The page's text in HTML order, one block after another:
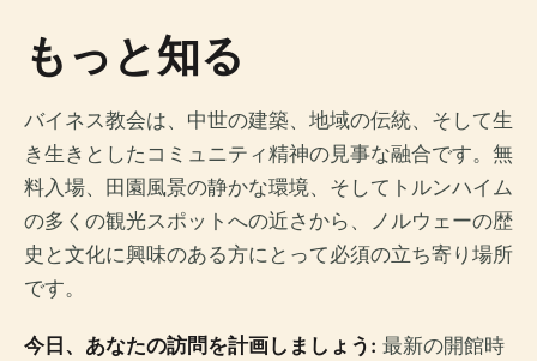
もっと知る
バイネス教会は、中世の建築、地域の伝統、そして生
き生きとしたコミュニティ精神の見事な融合です。無
料入場、田園風景の静かな環境、そしてトルンハイム
の多くの観光スポットへの近さから、ノルウェーの歴
史と文化に興味のある方にとって必須の立ち寄り場所
です。
今日、あなたの訪問を計画しましょう: 最新の開館時